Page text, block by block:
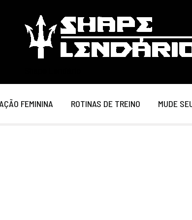
FEMININA ROTINAS DE TREINO MUDE